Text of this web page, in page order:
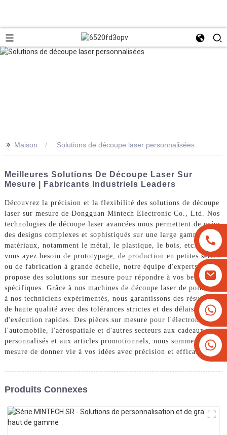
+8613825779334
+16266628193
>> Maison Solutions de découpe laser personnalisées
Meilleures Solutions De Découpe Laser Sur
Mesure | Fabricants Industriels Leaders
Découvrez la précision et la flexibilité des solutions de découpe
laser sur mesure de Dongguan Mintech Electronic Co., Ltd. Nos
technologies de découpe laser avancées nous permettent de créer
des designs complexes et sophistiqués sur une large gamme de
matériaux, notamment le métal, le plastique, le bois, etc. Que
vous ayez besoin de prototypage, de production en petites séries
ou de fabrication à grande échelle, notre équipe d'experts vous
propose des solutions sur mesure pour répondre à vos besoins
spécifiques. Grâce à nos machines de découpe laser de pointe et
à nos techniciens expérimentés, nous garantissons des résultats
de haute qualité avec des tolérances strictes et des délais
d'exécution rapides. Des pièces sur mesure pour l'électronique,
l'automobile, l'aérospatiale et d'autres secteurs aux cadeaux
personnalisés et aux articles promotionnels, nous sommes en
mesure de donner vie à vos idées avec précision et efficacité.
Produits Connexes